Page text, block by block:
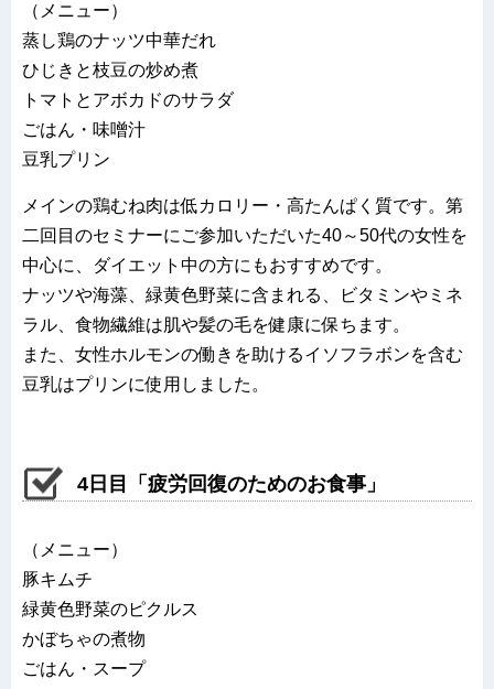
（メニュー）
蒸し鶏のナッツ中華だれ
ひじきと枝豆の炒め煮
トマトとアボカドのサラダ
ごはん・味噌汁
豆乳プリン
メインの鶏むね肉は低カロリー・高たんぱく質です。第
二回目のセミナーにご参加いただいた40～50代の女性を
中心に、ダイエット中の方にもおすすめです。
ナッツや海藻、緑黄色野菜に含まれる、ビタミンやミネ
ラル、食物繊維は肌や髪の毛を健康に保ちます。
また、女性ホルモンの働きを助けるイソフラボンを含む
豆乳はプリンに使用しました。
4日目「疲労回復のためのお食事」
（メニュー）
豚キムチ
緑黄色野菜のピクルス
かぼちゃの煮物
ごはん・スープ